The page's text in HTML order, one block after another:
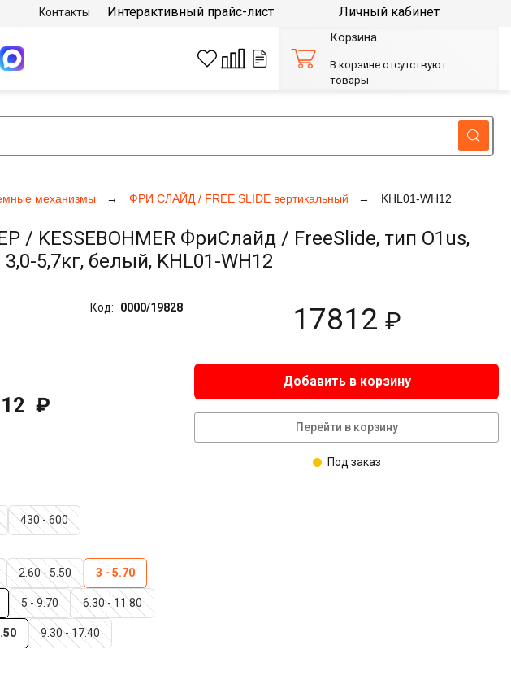
механизмы ФРИ СЛАЙД / FREE SLIDE вертикальный KHL01-WH12
KESSEBOHMER ФриСлайд / FreeSlide, тип O1us,
5,7кг, белый, KHL01-WH12
Код: 0000/19828 17812 ₽
430 - 600
2.60 - 5.50 3 - 5.70
5 - 9.70 6.30 - 11.80
9.30 - 17.40
₽
Добавить в корзину
Перейти в корзину
Под заказ
Контакты Интерактивный прайс-лист Личный кабинет
Корзина
В корзине отсутствуют
товары